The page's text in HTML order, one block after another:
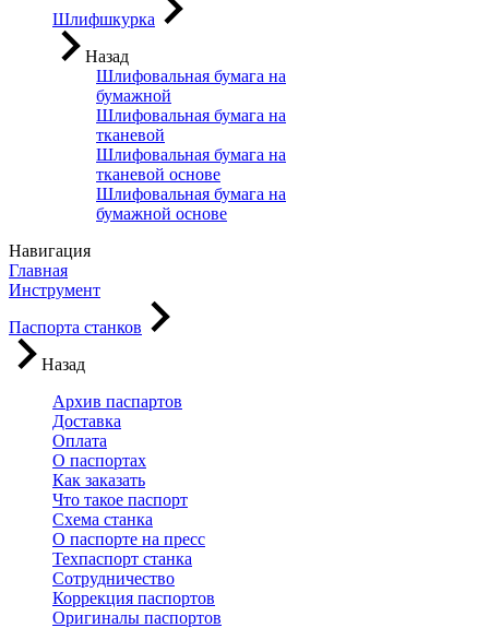
Шлифшкурка
Назад
Шлифовальная бумага на
бумажной
Шлифовальная бумага на
тканевой
Шлифовальная бумага на
тканевой основе
Шлифовальная бумага на
бумажной основе
Навигация
Главная
Инструмент
Паспорта станков
Назад
Архив паспартов
Доставка
Оплата
О паспортах
Как заказать
Что такое паспорт
Схема станка
О паспорте на пресс
Техпаспорт станка
Сотрудничество
Коррекция паспортов
Оригиналы паспортов